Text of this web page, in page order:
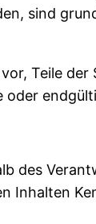
sind
Teile
des
Inhalten